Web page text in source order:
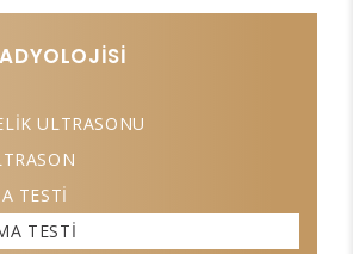
ULTRASONU
TESTİ
TESTİ